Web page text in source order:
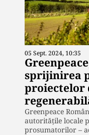
05 Sept. 2024, 10:35
sprijinirea
proiectelor
Greenpeace
autoritățile locale
prosumatorilor –